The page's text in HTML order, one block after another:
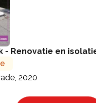
- Renovatie en
2020